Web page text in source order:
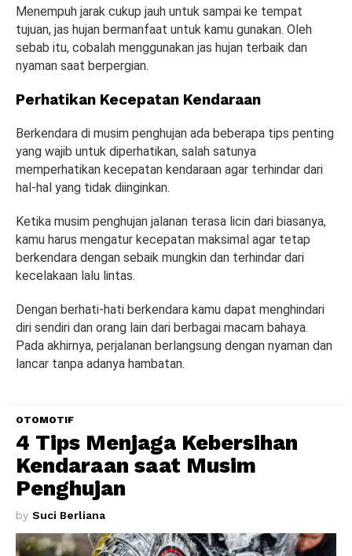
Menempuh jarak cukup jauh untuk sampai ke tempat
tujuan, jas hujan bermanfaat untuk kamu gunakan. Oleh
sebab itu, cobalah menggunakan jas hujan terbaik dan
nyaman saat berpergian.
Perhatikan Kecepatan Kendaraan
Berkendara di musim penghujan ada beberapa tips penting
yang wajib untuk diperhatikan, salah satunya
memperhatikan kecepatan kendaraan agar terhindar dari
hal-hal yang tidak diinginkan.
Ketika musim penghujan jalanan terasa licin dari biasanya,
kamu harus mengatur kecepatan maksimal agar tetap
berkendara dengan sebaik mungkin dan terhindar dari
kecelakaan lalu lintas.
Dengan berhati-hati berkendara kamu dapat menghindari
diri sendiri dan orang lain dari berbagai macam bahaya.
Pada akhirnya, perjalanan berlangsung dengan nyaman dan
lancar tanpa adanya hambatan.
OTOMOTIF
4 Tips Menjaga Kebersihan
Kendaraan saat Musim
Penghujan
by Suci Berliana